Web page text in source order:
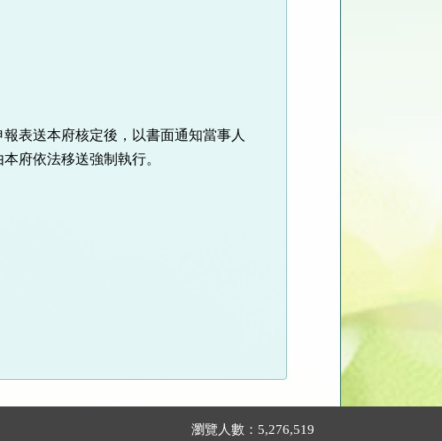
表送本府核定後，以書面通知當事人
府依法移送強制執行。
瀏覽人數：5,276,519